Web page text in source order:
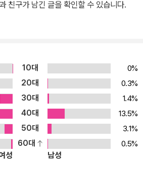
게 만화를 읽으며 나도 모르게 과학 지식
제별로 권을 나누고, 각 권에 교과서 내용
에게 과학 지식을 체계적으로 전달하기
를 구성하고 스토리를 만드는 방식으로
과서에는 없지만 아이들이 흥미를 가질 만
라 관련 정보들을 더해 내용을 더욱 풍성
들은 그 자체로 훌륭한 과학 주제가 됩니
설문 조사를 실시해 초등학생에게 3,00
습니다. 그중 아이들이 가장 많이 궁금해하
친구가 남긴 글을 확인할 수 있습니다.
10대
0%
20대
0.3%
30대
1.4%
40대
13.5%
50대
3.1%
60대
0.5%
성
남성